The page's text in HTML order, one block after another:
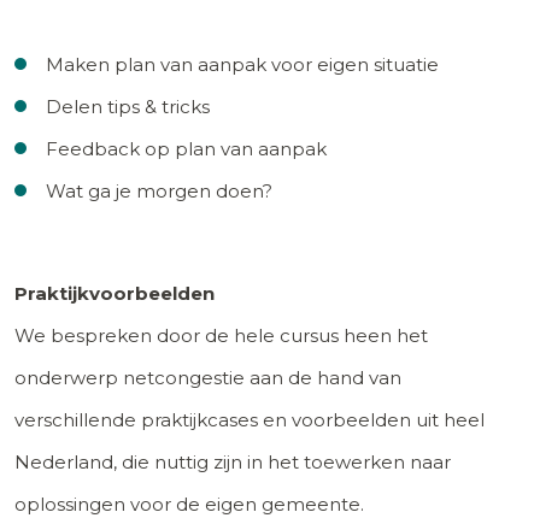
Maken plan van aanpak voor eigen situatie
Delen tips & tricks
Feedback op plan van aanpak
Wat ga je morgen doen?
Praktijkvoorbeelden
We bespreken door de hele cursus heen het
onderwerp netcongestie aan de hand van
verschillende praktijkcases en voorbeelden uit heel
Nederland, die nuttig zijn in het toewerken naar
oplossingen voor de eigen gemeente.